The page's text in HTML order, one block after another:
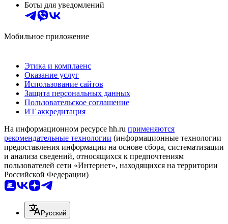
Боты для уведомлений
Мобильное приложение
Этика и комплаенс
Оказание услуг
Использование сайтов
Защита персональных данных
Пользовательское соглашение
ИТ аккредитация
На информационном ресурсе hh.ru применяются
рекомендательные технологии (информационные технологии
предоставления информации на основе сбора, систематизации
и анализа сведений, относящихся к предпочтениям
пользователей сети «Интернет», находящихся на территории
Российской Федерации)
Русский